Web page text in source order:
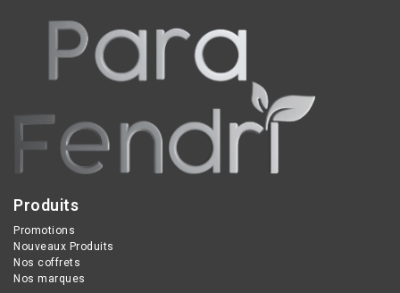
Produits
Promotions
Nouveaux Produits
Nos coffrets
Nos marques